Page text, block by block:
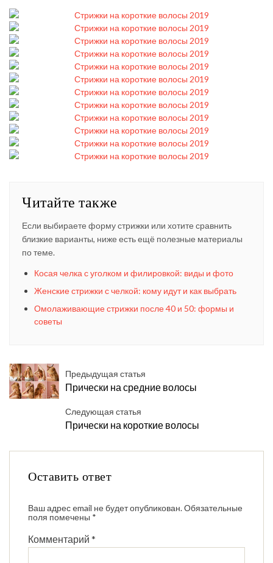
Читайте также
Если выбираете форму стрижки или хотите сравнить
близкие варианты, ниже есть ещё полезные материалы
по теме.
Косая челка с уголком и филировкой: виды и фото
Женские стрижки с челкой: кому идут и как выбрать
Омолаживающие стрижки после 40 и 50: формы и
советы
Предыдущая статья
Прически на средние волосы
Следующая статья
Прически на короткие волосы
Оставить ответ
Ваш адрес email не будет опубликован.Обязательные
поля помечены *
Комментарий *